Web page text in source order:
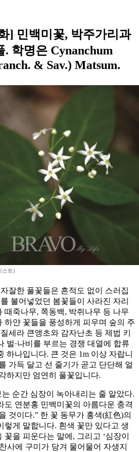
] 민백미꽃, 박주가리과
. 학명은 Cynanchum
& Sav.) Matsum.
스트)
잘한 풀꽃들은 흔적도 없이 스러집
불어넣었던 봄꽃들이 사라진 자리
때죽나무, 쪽동백, 박쥐나무 등 나무
하얀 꽃들을 풍성하게 피우며 숲의 주
세라 큰앵초와 감자난초 등 제법 키
벌·나비를 부르는 경쟁 대열에 합류
하나입니다. 큰 것은 1m 이상 자랍니
가득 달고 선 줄기가 곧고 단단해 얼
하지만 엄연히 풀꽃입니다.
순간 심장이 녹아내리는 줄 알았다.
도 연분홍 민백미꽃의 아름다운 충격
것이다.” 한 꽃 동무가 홍색(紅色)의
렇게 말합니다. 흰색 꽃만 있다고 생
을 피운다는 말에, 그리고 ‘심장이
사에 구미가 당겨 물어물어 자생지